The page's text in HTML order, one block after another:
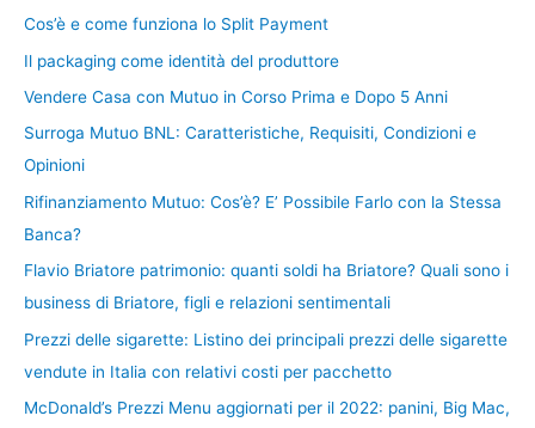
Cos’è e come funziona lo Split Payment
Il packaging come identità del produttore
Vendere Casa con Mutuo in Corso Prima e Dopo 5 Anni
Surroga Mutuo BNL: Caratteristiche, Requisiti, Condizioni e
Opinioni
Rifinanziamento Mutuo: Cos’è? E’ Possibile Farlo con la Stessa
Banca?
Flavio Briatore patrimonio: quanti soldi ha Briatore? Quali sono i
business di Briatore, figli e relazioni sentimentali
Prezzi delle sigarette: Listino dei principali prezzi delle sigarette
vendute in Italia con relativi costi per pacchetto
McDonald’s Prezzi Menu aggiornati per il 2022: panini, Big Mac,